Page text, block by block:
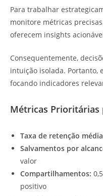
Para trabalhar
monitore métricas
oferecem insights
Consequentemente,
intuição isolada. Portanto,
focando indicadores
Métricas
Taxa de retenção
Salvamentos por
valor
Compartilhamentos:
positivo